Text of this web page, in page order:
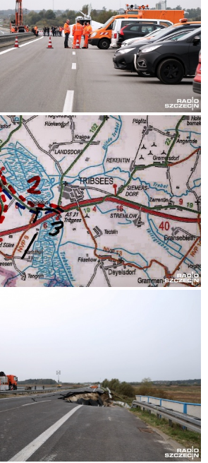
2017-10-18, godz. 08:02
że drogi z zaledwie jednym
każdym kierunku to codzienność polskich
10-18, godz. 08:46
się w stronę Rostocku a już widać
w kierunku Szczecina. Tylko czekać kiedy
w obudwu kierunkach. Ta droga od
ale nic z tym nie robili tylko
obstawili, później wycieli kawałek
obstawili pacholkami, następnie gdy
powiększył to zrobili zwężenie do lewego
droga jest zapadmieta. Zrobiony jest
30km drogami lokalnymi a gdy się
autostradę to na parkingu Speckmoor
dnia Policja lub/i BAG i sprawdzają
z tachografu, gdy jechales powyżej
prędkość dla pojazdow
w Niemczech) płacisz słone mandaty
sytuacja była na A20 między Lubeką